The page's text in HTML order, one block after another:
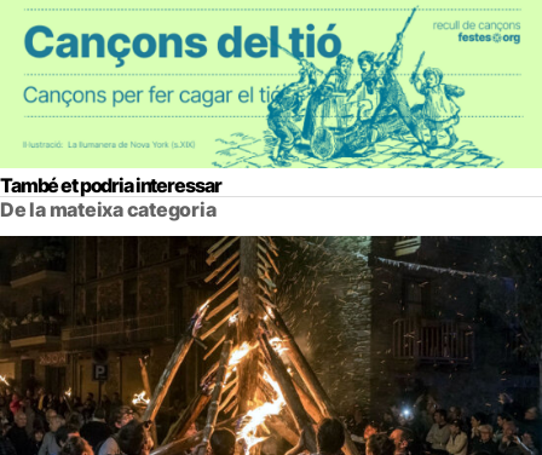
També et podria interessar
De la mateixa categoria